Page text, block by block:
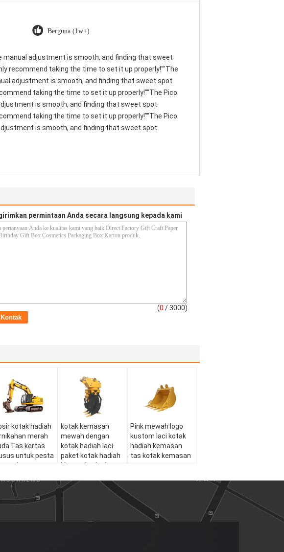
Berguna (1w+)
manual adjustment is smooth, and finding that sweet
recommend taking the time to set it up properly!""The
adjustment is smooth, and finding that sweet spot
taking the time to set it up properly!""The Pico
is smooth, and finding that sweet spot
taking the time to set it up properly!""The Pico
is smooth, and finding that sweet spot
permintaan Anda secara langsung kepada kami
(0 / 3000)
kotak hadiah
merah
Tas kertas
untuk pesta
tahun
kotak kemasan
mewah dengan
kotak hadiah laci
paket kotak hadiah
khusus berlapis
Pink mewah logo
kustom laci kotak
hadiah kemasan
tas kotak kemasan